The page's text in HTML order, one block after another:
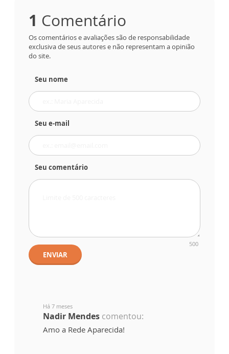
1 Comentário
Os comentários e avaliações são de responsabilidade
exclusiva de seus autores e não representam a opinião
do site.
Seu nome
Seu e-mail
Seu comentário
500
ENVIAR
Há 7 meses
Nadir Mendes comentou:
Amo a Rede Aparecida!